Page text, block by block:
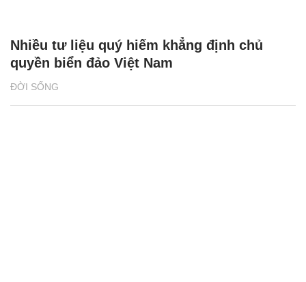
ĐỜI SỐNG
Nhiều tư liệu quý hiếm khẳng định chủ
quyền biển đảo Việt Nam